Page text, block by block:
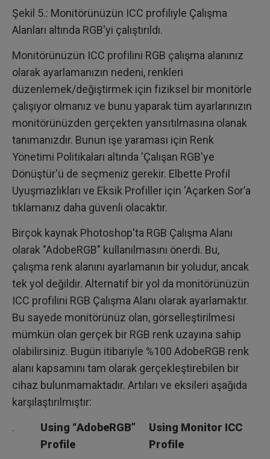
Şekil 5.: Monitörünüzün ICC profiliyle Çalışma
Alanları altında RGB'yi çalıştırıldı.
Monitörünüzün ICC profilini RGB çalışma alanınız
olarak ayarlamanızın nedeni, renkleri
düzenlemek/değiştirmek için fiziksel bir monitörle
çalışıyor olmanız ve bunu yaparak tüm ayarlarınızın
monitörünüzden gerçekten yansıtılmasına olanak
tanımanızdır. Bunun işe yaraması için Renk
Yönetimi Politikaları altında 'Çalışan RGB'ye
Dönüştür'ü de seçmeniz gerekir. Elbette Profil
Uyuşmazlıkları ve Eksik Profiller için ‘Açarken Sor’a
tıklamanız daha güvenli olacaktır.
Birçok kaynak Photoshop'ta RGB Çalışma Alanı
olarak "AdobeRGB" kullanılmasını önerdi. Bu,
çalışma renk alanını ayarlamanın bir yoludur, ancak
tek yol değildir. Alternatif bir yol da monitörünüzün
ICC profilini RGB Çalışma Alanı olarak ayarlamaktır.
Bu sayede monitörünüz olan, görselleştirilmesi
mümkün olan gerçek bir RGB renk uzayına sahip
olabilirsiniz. Bugün itibariyle %100 AdobeRGB renk
alanı kapsamını tam olarak gerçekleştirebilen bir
cihaz bulunmamaktadır. Artıları ve eksileri aşağıda
karşılaştırılmıştır:
.
Using “AdobeRGB”
Profile
Using Monitor ICC
Profile